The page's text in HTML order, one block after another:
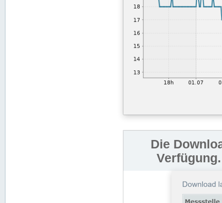
Die